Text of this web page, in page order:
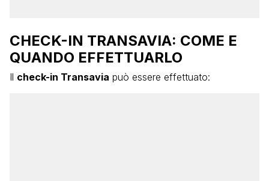
CHECK-IN TRANSAVIA: COME E
QUANDO EFFETTUARLO
Il check-in Transavia può essere effettuato: